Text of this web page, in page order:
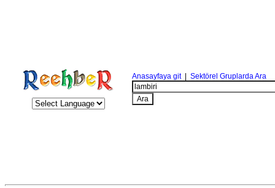
Anasayfaya git| Sektörel Gruplarda Ara